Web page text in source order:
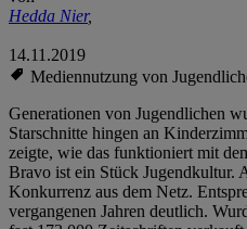
Hedda Nier,
14.11.2019
Mediennutzung von
Generationen von Jugendlichen
Starschnitte hingen an
zeigte, wie das funktioniert mit
Bravo ist ein Stück Jugendkultur.
Konkurrenz aus dem Netz.
vergangenen Jahren deutlich.